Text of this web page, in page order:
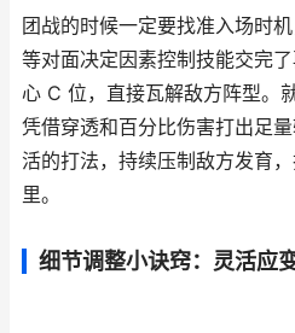
团战的时候一定要找准入场时
等对面决定因素控制技能交完
心 C 位，直接瓦解敌方阵型。
凭借穿透和百分比伤害打出足
活的打法，持续压制敌方发育
里。
细节调整小诀窍：灵活应